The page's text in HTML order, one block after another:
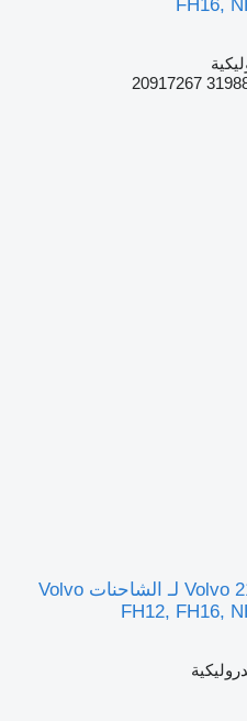
FH16,
عصا تحكم الهيدروليكية Volvo 21905175 لـ الشاحنات Volvo
FH12, FH16,